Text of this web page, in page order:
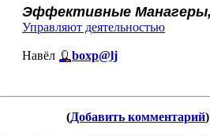
Эффективные Манагеры,
Управляют деятельностью
Навёл boxp@lj
(Добавить комментарий)